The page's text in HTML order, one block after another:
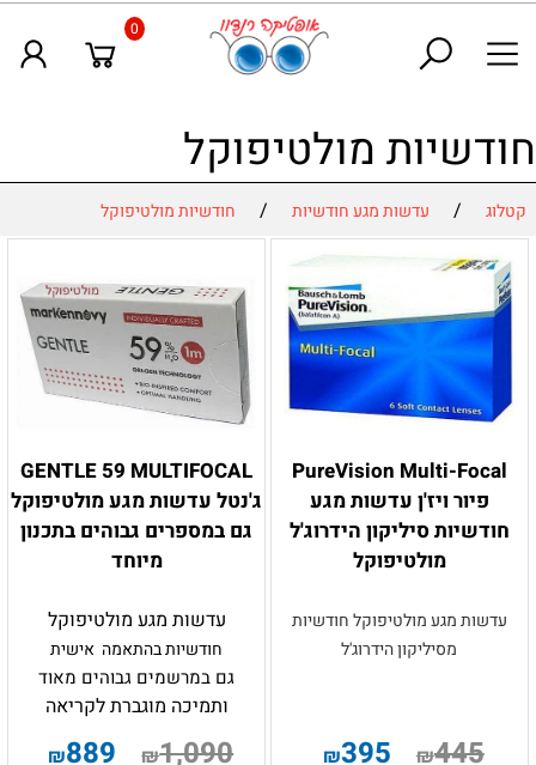
0
חודשיות מולטיפוקל
קטלוג / עדשות מגע חודשיות / חודשיות מולטיפוקל
PureVision Multi-Focal
פיור ויז'ן עדשות מגע
חודשיות סיליקון הידרוג'ל
מולטיפוקל
עדשות מגע מולטיפוקל חודשיות
מסיליקון הידרוג'ל
₪445
₪395
GENTLE 59 MULTIFOCAL
ג'נטל עדשות מגע מולטיפוקל
גם במספרים גבוהים בתכנון
מיוחד
עדשות מגע מולטיפוקל
חודשיות בהתאמה אישית
גם במרשמים גבוהים מאוד
ותמיכה מוגברת לקריאה
₪1,090
₪889